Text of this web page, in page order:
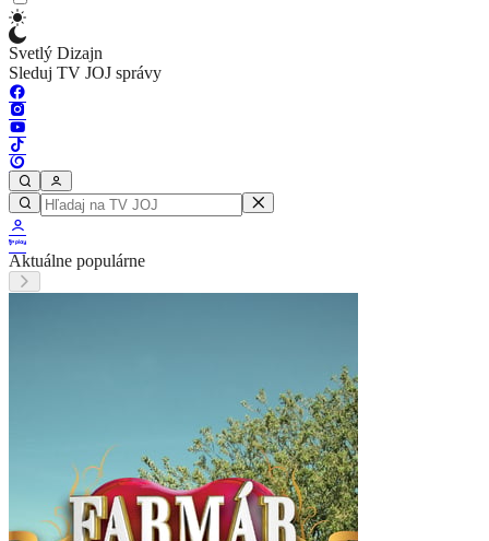
Svetlý Dizajn
Sleduj TV JOJ správy
Aktuálne populárne